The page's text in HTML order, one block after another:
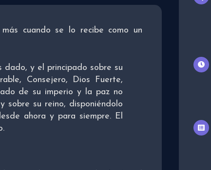
cuando se lo recibe como un
dado, y el principado sobre su
Consejero, Dios Fuerte,
de su imperio y la paz no
su reino, disponiéndolo
ahora y para siempre. El